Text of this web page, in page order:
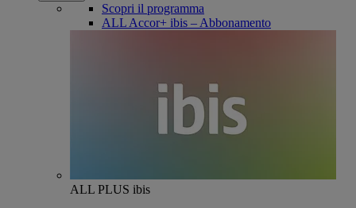
Scopri il programma
ALL Accor+ ibis – Abbonamento
ALL PLUS ibis